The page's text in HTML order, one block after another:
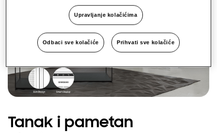
Tanak i pametan
Upravljanje kolačićima
Odbaci sve kolačiće Prihvati sve kolačiće